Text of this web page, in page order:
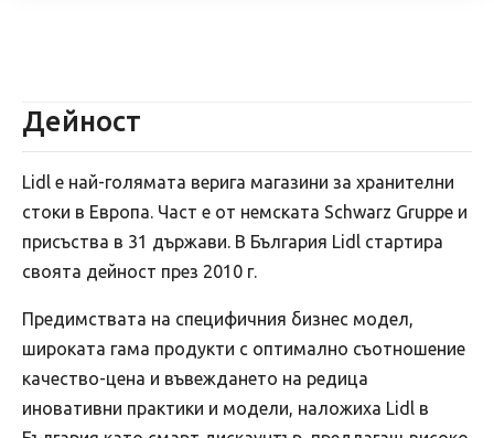
Дейност
Lidl е най-голямата верига магазини за хранителни
стоки в Европа. Част e от немската Schwarz Gruppe и
присъства в 31 държави. В България Lidl стартира
своята дейност през 2010 г.
Предимствата на специфичния бизнес модел,
широката гама продукти с оптимално съотношение
качество-цена и въвеждането на редица
иновативни практики и модели, наложиха Lidl в